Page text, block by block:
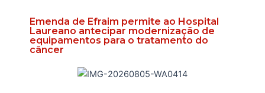
Emenda de Efraim permite ao Hospital
Laureano antecipar modernização de
equipamentos para o tratamento do
câncer